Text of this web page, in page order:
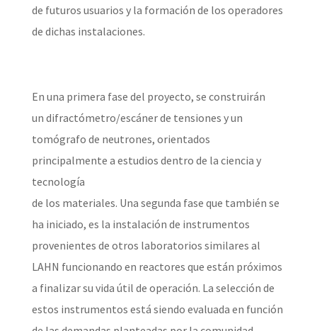
de futuros usuarios y la formación de los operadores
de dichas instalaciones.
En una primera fase del proyecto, se construirán
un difractómetro/escáner de tensiones y un
tomógrafo de neutrones, orientados
principalmente a estudios dentro de la ciencia y
tecnología
de los materiales. Una segunda fase que también se
ha iniciado, es la instalación de instrumentos
provenientes de otros laboratorios similares al
LAHN funcionando en reactores que están próximos
a finalizar su vida útil de operación. La selección de
estos instrumentos está siendo evaluada en función